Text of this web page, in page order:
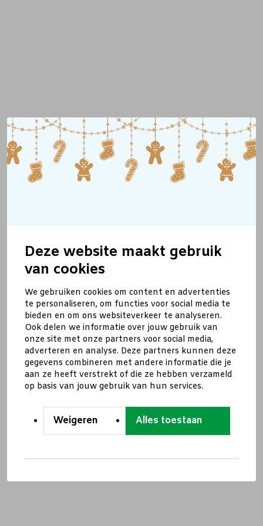
Deze website maakt gebruik
van cookies
We gebruiken cookies om content en advertenties
te personaliseren, om functies voor social media te
bieden en om ons websiteverkeer te analyseren.
Ook delen we informatie over jouw gebruik van
onze site met onze partners voor social media,
adverteren en analyse. Deze partners kunnen deze
gegevens combineren met andere informatie die je
aan ze heeft verstrekt of die ze hebben verzameld
op basis van jouw gebruik van hun services.
Weigeren Alles toestaan